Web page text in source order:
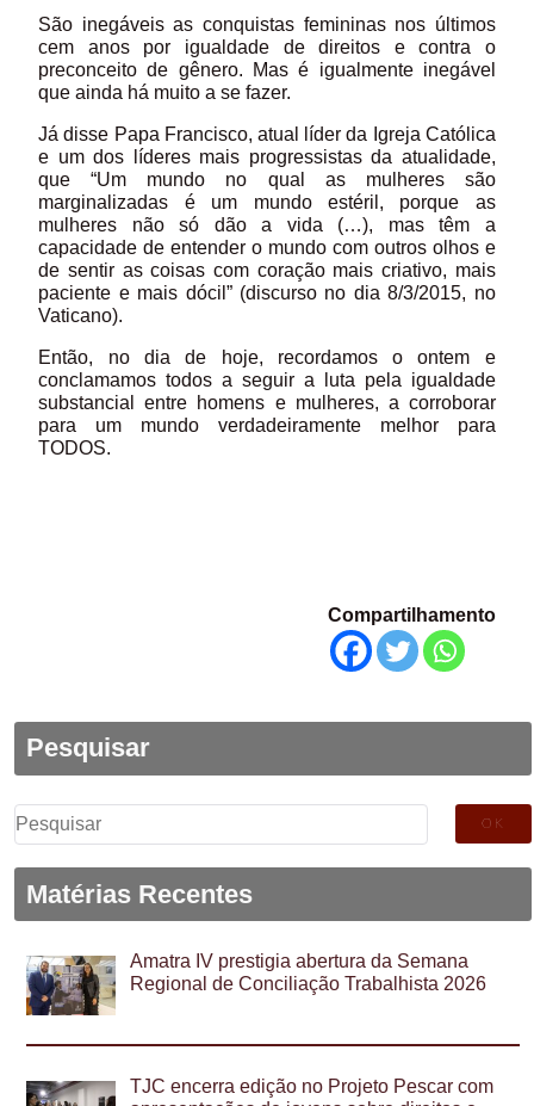
São inegáveis as conquistas femininas nos últimos
cem anos por igualdade de direitos e contra o
preconceito de gênero. Mas é igualmente inegável
que ainda há muito a se fazer.
Já disse Papa Francisco, atual líder da Igreja Católica
e um dos líderes mais progressistas da atualidade,
que “Um mundo no qual as mulheres são
marginalizadas é um mundo estéril, porque as
mulheres não só dão a vida (…), mas têm a
capacidade de entender o mundo com outros olhos e
de sentir as coisas com coração mais criativo, mais
paciente e mais dócil” (discurso no dia 8/3/2015, no
Vaticano).
Então, no dia de hoje, recordamos o ontem e
conclamamos todos a seguir a luta pela igualdade
substancial entre homens e mulheres, a corroborar
para um mundo verdadeiramente melhor para
TODOS.
Compartilhamento
Pesquisar
Pesquisar
por:
Matérias Recentes
Amatra IV prestigia abertura da Semana
Regional de Conciliação Trabalhista 2026
TJC encerra edição no Projeto Pescar com